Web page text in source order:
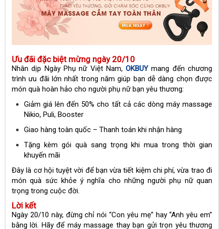
Ưu đãi đặc biệt mừng ngày 20/10
Nhân dịp Ngày Phụ nữ Việt Nam,OKBUYmang đến chương
trình ưu đãi lớn nhất trong năm giúp bạn dễ dàng chọn được
món quà hoàn hảo cho người phụ nữ bạn yêu thương:
Giảm giá lên đến 50% cho tất cả các dòng máy massage
Nikio, Puli, Booster
Giao hàng toàn quốc – Thanh toán khi nhận hàng
Tặng kèm gói quà sang trọng khi mua trong thời gian
khuyến mãi
Đây là cơ hội tuyệt vời để bạn vừa tiết kiệm chi phí, vừa trao đi
món quà sức khỏe ý nghĩa cho những người phụ nữ quan
trọng trong cuộc đời.
Lời kết
Ngày 20/10 này, đừng chỉ nói “Con yêu mẹ” hay “Anh yêu em”
bằng lời. Hãy để máy massage thay bạn gửi trọn yêu thương